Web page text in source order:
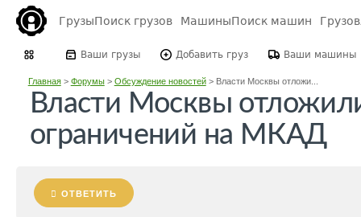
ГрузыПоиск грузов МашиныПоиск машин
Ваши грузы Добавить груз Ваши машины
Главная> Форумы> Обсуждение новостей> Власти Москвы отложи...
Власти Москвы
ограничений на МКАД
ОТВЕТИТЬ